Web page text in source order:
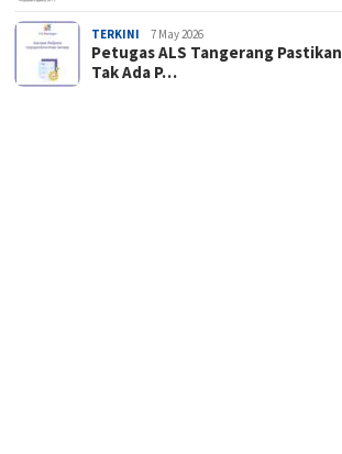
TERKINI 7 May 2026
Petugas ALS Tangerang Pastikan
Tak Ada P…